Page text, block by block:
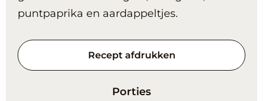
puntpaprika en aardappeltjes.
Recept afdrukken
Porties